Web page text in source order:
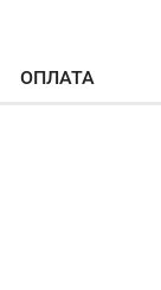
ОПЛАТА